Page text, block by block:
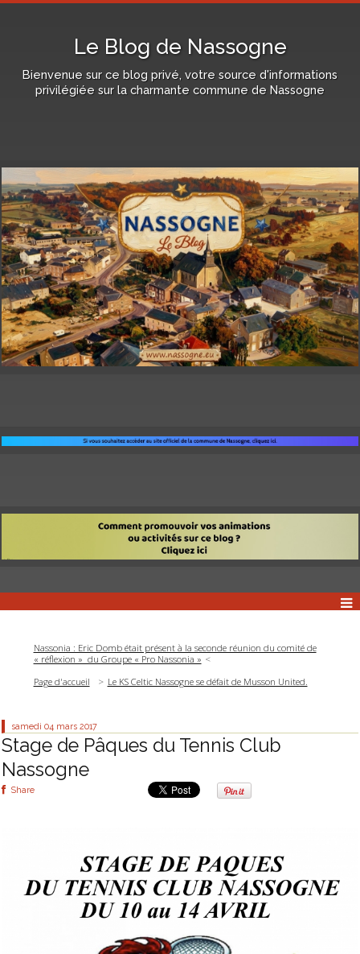
Le Blog de Nassogne
Bienvenue sur ce blog privé, votre source d'informations
privilégiée sur la charmante commune de Nassogne
Nassonia : Eric Domb était présent à la seconde réunion du comité de
« réflexion » du Groupe « Pro Nassonia »
Page d'accueil
Le KS Celtic Nassogne se défait de Musson United.
samedi 04 mars 2017
Stage de Pâques du Tennis Club
Nassogne
Share